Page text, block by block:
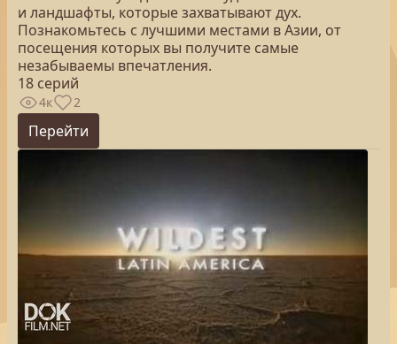
и ландшафты, которые захватывают дух.
Познакомьтесь с лучшими местами в Азии, от
посещения которых вы получите самые
незабываемы впечатления.
18 серий
4к 2
Перейти